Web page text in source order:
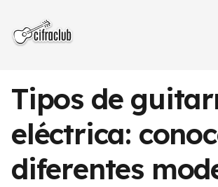
Tipos de
eléctrica:
diferentes